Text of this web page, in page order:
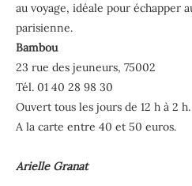
au voyage, idéale pour échapper
parisienne.
Bambou
23 rue des jeuneurs, 75002
Tél. 01 40 28 98 30
Ouvert tous les jours de 12 h à 2 h.
A la carte entre 40 et 50 euros.
Arielle Granat